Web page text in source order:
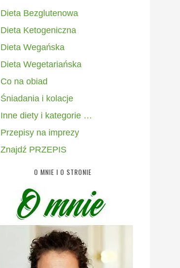
Dieta Bezglutenowa
Dieta Ketogeniczna
Dieta Wegańska
Dieta Wegetariańska
Co na obiad
Śniadania i kolacje
Inne diety i kategorie …
Przepisy na imprezy
Znajdź PRZEPIS
O MNIE I O STRONIE